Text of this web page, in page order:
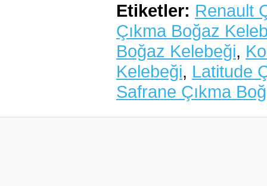
Etiketler: Renault
Çıkma Boğaz
Boğaz Kelebeği,
Kelebeği, Latitude
Safrane Çıkma